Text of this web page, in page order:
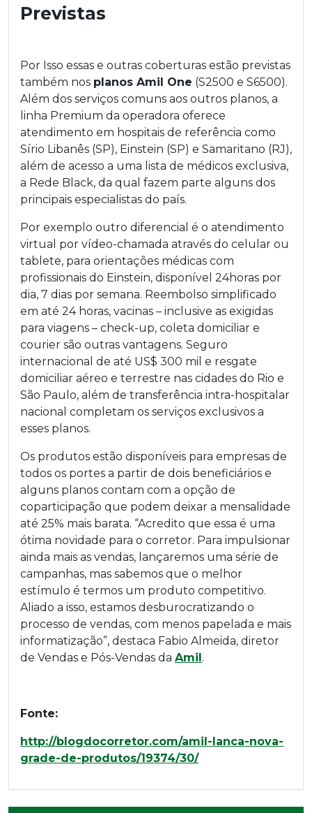
Previstas
Por Isso essas e outras coberturas estão previstas
também nos planos Amil One (S2500 e S6500).
Além dos serviços comuns aos outros planos, a
linha Premium da operadora oferece
atendimento em hospitais de referência como
Sírio Libanês (SP), Einstein (SP) e Samaritano (RJ),
além de acesso a uma lista de médicos exclusiva,
a Rede Black, da qual fazem parte alguns dos
principais especialistas do país.
Por exemplo outro diferencial é o atendimento
virtual por vídeo-chamada através do celular ou
tablete, para orientações médicas com
profissionais do Einstein, disponível 24horas por
dia, 7 dias por semana. Reembolso simplificado
em até 24 horas, vacinas – inclusive as exigidas
para viagens – check-up, coleta domiciliar e
courier são outras vantagens. Seguro
internacional de até US$ 300 mil e resgate
domiciliar aéreo e terrestre nas cidades do Rio e
São Paulo, além de transferência intra-hospitalar
nacional completam os serviços exclusivos a
esses planos.
Os produtos estão disponíveis para empresas de
todos os portes a partir de dois beneficiários e
alguns planos contam com a opção de
coparticipação que podem deixar a mensalidade
até 25% mais barata. “Acredito que essa é uma
ótima novidade para o corretor. Para impulsionar
ainda mais as vendas, lançaremos uma série de
campanhas, mas sabemos que o melhor
estímulo é termos um produto competitivo.
Aliado a isso, estamos desburocratizando o
processo de vendas, com menos papelada e mais
informatização”, destaca Fabio Almeida, diretor
de Vendas e Pós-Vendas da Amil.
Fonte:
http://blogdocorretor.com/amil-lanca-nova-
grade-de-produtos/19374/30/